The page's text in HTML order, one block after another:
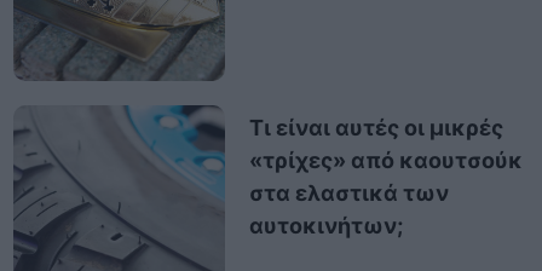
Τι είναι αυτές οι μικρές
«τρίχες» από καουτσούκ
στα ελαστικά των
αυτοκινήτων;